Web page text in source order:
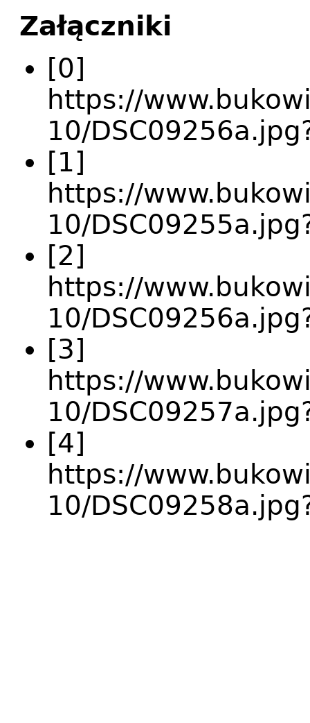
Załączniki
[0]
https://
10/
[1]
https://
10/
[2]
https://
10/
[3]
https://
10/
[4]
https://
10/